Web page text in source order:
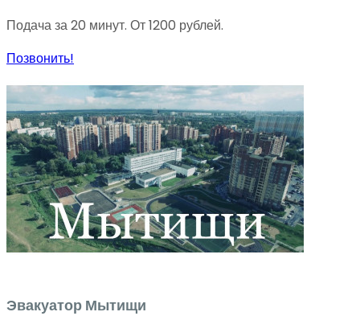
Подача за 20 минут. От 1200 рублей.
Позвонить!
Эвакуатор Мытищи